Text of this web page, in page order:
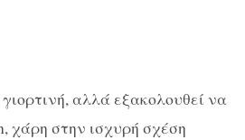
αλλά εξακολουθεί να
χάρη στην ισχυρή σχέση